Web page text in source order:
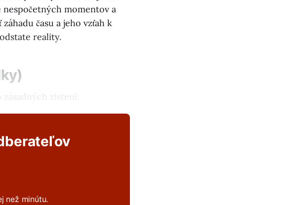
momentov a
času a jeho vzťah k
reality.
zistení:
než minútu.